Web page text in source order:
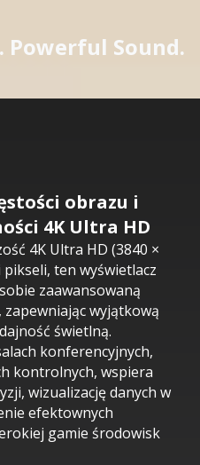
Powerful Sound.
obrazu i
4K Ultra HD​
4K Ultra HD (3840 ×
ten wyświetlacz
zaawansowaną
wyjątkową
świetlną.
konferencyjnych,
kontrolnych, wspiera
wizualizację danych w
efektownych
gamie środowisk